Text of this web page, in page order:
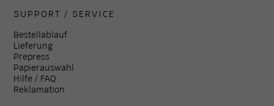
SUPPORT / SERVICE
Bestellablauf
Lieferung
Prepress
Papierauswahl
Hilfe / FAQ
Reklamation